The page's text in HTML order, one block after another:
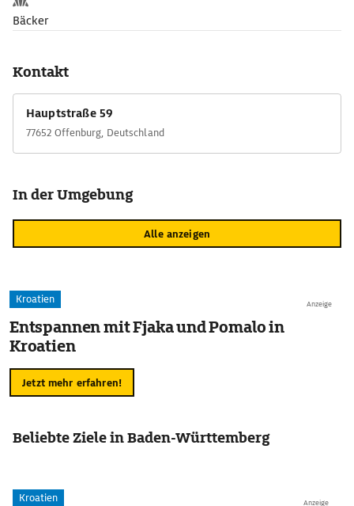
Bäcker
Kontakt
Hauptstraße 59
77652 Offenburg, Deutschland
In der Umgebung
Alle anzeigen
Anzeige
Kroatien
Entspannen mit Fjaka und Pomalo in
Kroatien
Jetzt mehr erfahren!
Beliebte Ziele in Baden-Württemberg
Anzeige
Kroatien